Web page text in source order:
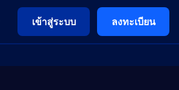
เข้าสู่ระบบ ลงทะเบียน